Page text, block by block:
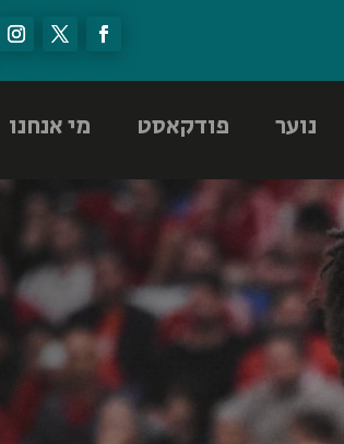
נוער פודקאסט מי אנחנו